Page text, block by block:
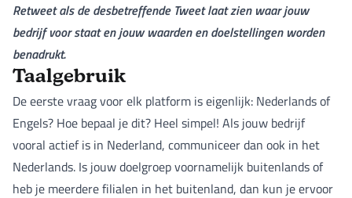
Retweet als de desbetreffende Tweet laat zien waar jouw
bedrijf voor staat en jouw waarden en doelstellingen worden
benadrukt.
Taalgebruik
De eerste vraag voor elk platform is eigenlijk: Nederlands of
Engels? Hoe bepaal je dit? Heel simpel! Als jouw bedrijf
vooral actief is in Nederland, communiceer dan ook in het
Nederlands. Is jouw doelgroep voornamelijk buitenlands of
heb je meerdere filialen in het buitenland, dan kun je ervoor